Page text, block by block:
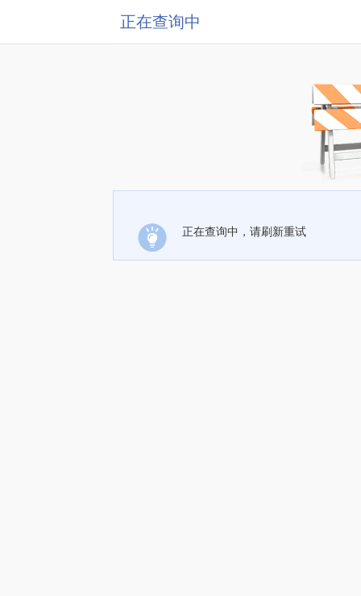
正在查询中
正在查询中，请刷新重试